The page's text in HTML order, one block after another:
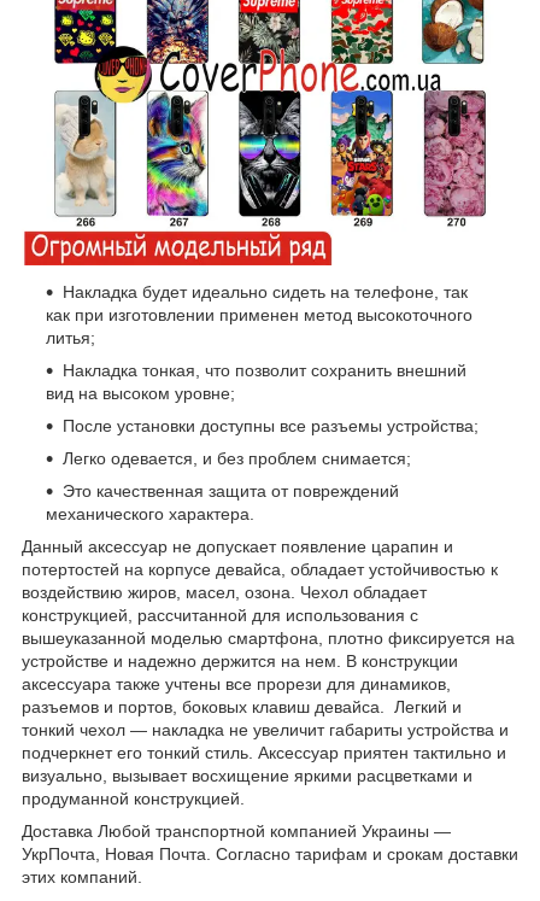
Накладка будет идеально сидеть на телефоне, так
как при изготовлении применен метод высокоточного
литья;
Накладка тонкая, что позволит сохранить внешний
вид на высоком уровне;
После установки доступны все разъемы устройства;
Легко одевается, и без проблем снимается;
Это качественная защита от повреждений
механического характера.
Данный аксессуар не допускает появление царапин и
потертостей на корпусе девайса, обладает устойчивостью к
воздействию жиров, масел, озона. Чехол обладает
конструкцией, рассчитанной для использования с
вышеуказанной моделью смартфона, плотно фиксируется на
устройстве и надежно держится на нем. В конструкции
аксессуара также учтены все прорези для динамиков,
разъемов и портов, боковых клавиш девайса. Легкий и
тонкий чехол ― накладка не увеличит габариты устройства и
подчеркнет его тонкий стиль. Аксессуар приятен тактильно и
визуально, вызывает восхищение яркими расцветками и
продуманной конструкцией.
Доставка Любой транспортной компанией Украины ―
УкрПочта, Новая Почта. Согласно тарифам и срокам доставки
этих компаний.